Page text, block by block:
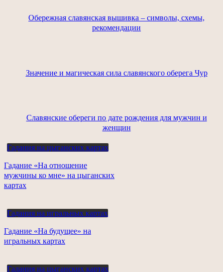
Обережная славянская вышивка – символы, схемы,
рекомендации
Значение и магическая сила славянского оберега Чур
Славянские обереги по дате рождения для мужчин и
женщин
Гадания на цыганских картах
Гадание «На отношение
мужчины ко мне» на цыганских
картах
Гадания на игральных картах
Гадание «На будущее» на
игральных картах
Гадания на цыганских картах